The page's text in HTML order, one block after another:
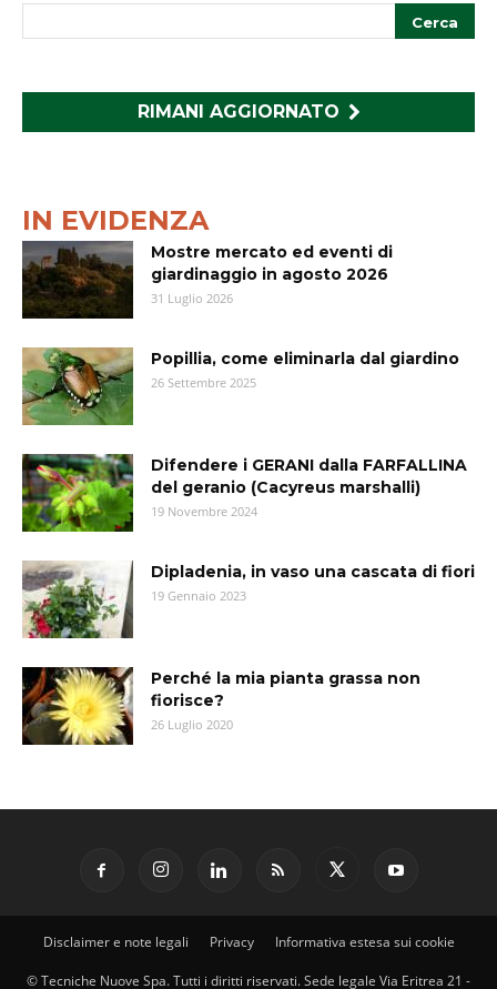
RIMANI AGGIORNATO
IN EVIDENZA
Mostre mercato ed eventi di
giardinaggio in agosto 2026
31 Luglio 2026
Popillia, come eliminarla dal giardino
26 Settembre 2025
Difendere i GERANI dalla FARFALLINA
del geranio (Cacyreus marshalli)
19 Novembre 2024
Dipladenia, in vaso una cascata di fiori
19 Gennaio 2023
Perché la mia pianta grassa non
fiorisce?
26 Luglio 2020
Disclaimer e note legali Privacy Informativa estesa sui cookie
© Tecniche Nuove Spa. Tutti i diritti riservati. Sede legale Via Eritrea 21 -